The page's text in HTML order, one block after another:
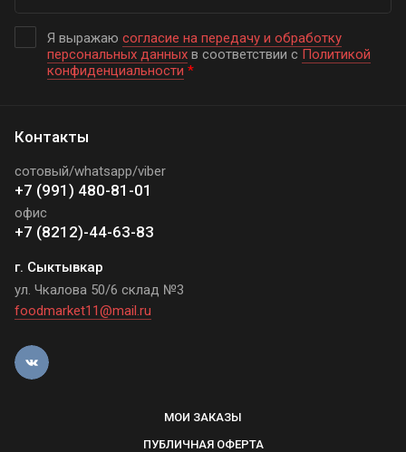
Я выражаю согласие на передачу и обработку
персональных данных в соответствии с Политикой
конфиденциальности *
Контакты
сотовый/whatsapp/viber
+7 (991) 480-81-01
офис
+7 (8212)-44-63-83
г. Сыктывкар
ул. Чкалова 50/6 склад №3
foodmarket11@mail.ru
МОИ ЗАКАЗЫ
ПУБЛИЧНАЯ ОФЕРТА